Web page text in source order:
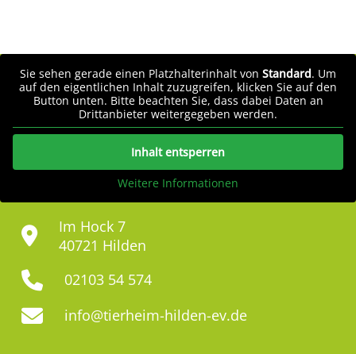
Sie sehen gerade einen Platzhalterinhalt von Standard. Um
auf den eigentlichen Inhalt zuzugreifen, klicken Sie auf den
Button unten. Bitte beachten Sie, dass dabei Daten an
Drittanbieter weitergegeben werden.
Inhalt entsperren
Weitere Informationen
Im Hock 7
40721 Hilden
02103 54 574
info@tierheim-hilden-ev.de